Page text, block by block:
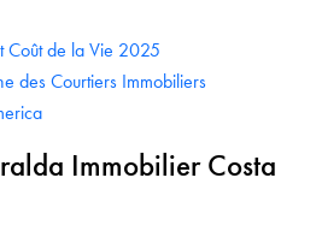
Coût de la Vie 2025
des Courtiers Immobiliers
Immobilier Costa